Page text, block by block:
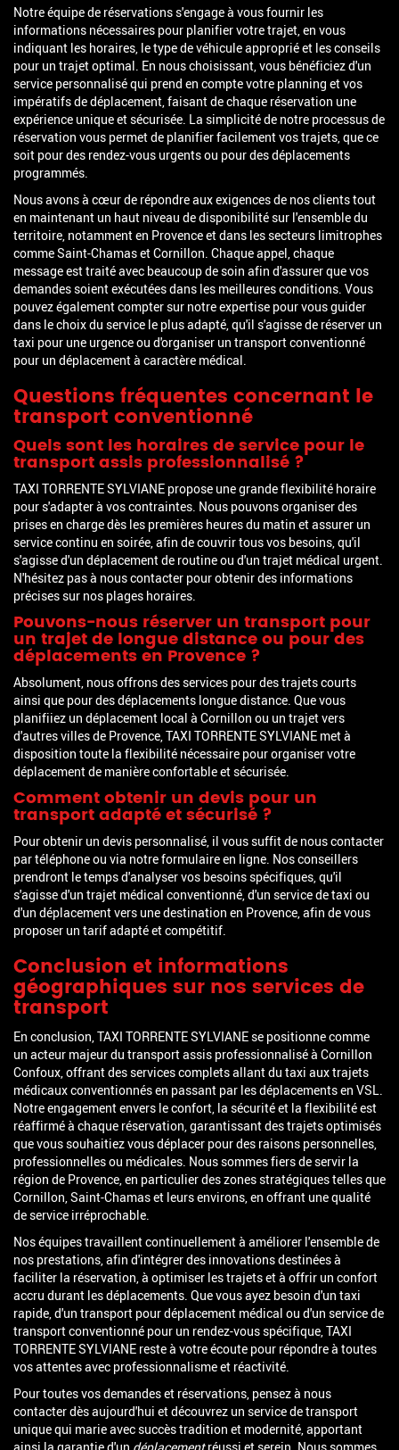
Notre équipe de réservations s'engage à vous fournir les
informations nécessaires pour planifier votre trajet, en vous
indiquant les horaires, le type de véhicule approprié et les conseils
pour un trajet optimal. En nous choisissant, vous bénéficiez d'un
service personnalisé qui prend en compte votre planning et vos
impératifs de déplacement, faisant de chaque réservation une
expérience unique et sécurisée. La simplicité de notre processus de
réservation vous permet de planifier facilement vos trajets, que ce
soit pour des rendez-vous urgents ou pour des déplacements
programmés.
Nous avons à cœur de répondre aux exigences de nos clients tout
en maintenant un haut niveau de disponibilité sur l'ensemble du
territoire, notamment en Provence et dans les secteurs limitrophes
comme Saint-Chamas et Cornillon. Chaque appel, chaque
message est traité avec beaucoup de soin afin d'assurer que vos
demandes soient exécutées dans les meilleures conditions. Vous
pouvez également compter sur notre expertise pour vous guider
dans le choix du service le plus adapté, qu'il s'agisse de réserver un
taxi pour une urgence ou d'organiser un transport conventionné
pour un déplacement à caractère médical.
Questions fréquentes concernant le
transport conventionné
Quels sont les horaires de service pour le
transport assis professionnalisé ?
TAXI TORRENTE SYLVIANE propose une grande flexibilité horaire
pour s'adapter à vos contraintes. Nous pouvons organiser des
prises en charge dès les premières heures du matin et assurer un
service continu en soirée, afin de couvrir tous vos besoins, qu'il
s'agisse d'un déplacement de routine ou d'un trajet médical urgent.
N'hésitez pas à nous contacter pour obtenir des informations
précises sur nos plages horaires.
Pouvons-nous réserver un transport pour
un trajet de longue distance ou pour des
déplacements en Provence ?
Absolument, nous offrons des services pour des trajets courts
ainsi que pour des déplacements longue distance. Que vous
planifiiez un déplacement local à Cornillon ou un trajet vers
d'autres villes de Provence, TAXI TORRENTE SYLVIANE met à
disposition toute la flexibilité nécessaire pour organiser votre
déplacement de manière confortable et sécurisée.
Comment obtenir un devis pour un
transport adapté et sécurisé ?
Pour obtenir un devis personnalisé, il vous suffit de nous contacter
par téléphone ou via notre formulaire en ligne. Nos conseillers
prendront le temps d'analyser vos besoins spécifiques, qu'il
s'agisse d'un trajet médical conventionné, d'un service de taxi ou
d'un déplacement vers une destination en Provence, afin de vous
proposer un tarif adapté et compétitif.
Conclusion et informations
géographiques sur nos services de
transport
En conclusion, TAXI TORRENTE SYLVIANE se positionne comme
un acteur majeur du transport assis professionnalisé à Cornillon
Confoux, offrant des services complets allant du taxi aux trajets
médicaux conventionnés en passant par les déplacements en VSL.
Notre engagement envers le confort, la sécurité et la flexibilité est
réaffirmé à chaque réservation, garantissant des trajets optimisés
que vous souhaitiez vous déplacer pour des raisons personnelles,
professionnelles ou médicales. Nous sommes fiers de servir la
région de Provence, en particulier des zones stratégiques telles que
Cornillon, Saint-Chamas et leurs environs, en offrant une qualité
de service irréprochable.
Nos équipes travaillent continuellement à améliorer l'ensemble de
nos prestations, afin d'intégrer des innovations destinées à
faciliter la réservation, à optimiser les trajets et à offrir un confort
accru durant les déplacements. Que vous ayez besoin d'un taxi
rapide, d'un transport pour déplacement médical ou d'un service de
transport conventionné pour un rendez-vous spécifique, TAXI
TORRENTE SYLVIANE reste à votre écoute pour répondre à toutes
vos attentes avec professionnalisme et réactivité.
Pour toutes vos demandes et réservations, pensez à nous
contacter dès aujourd'hui et découvrez un service de transport
unique qui marie avec succès tradition et modernité, apportant